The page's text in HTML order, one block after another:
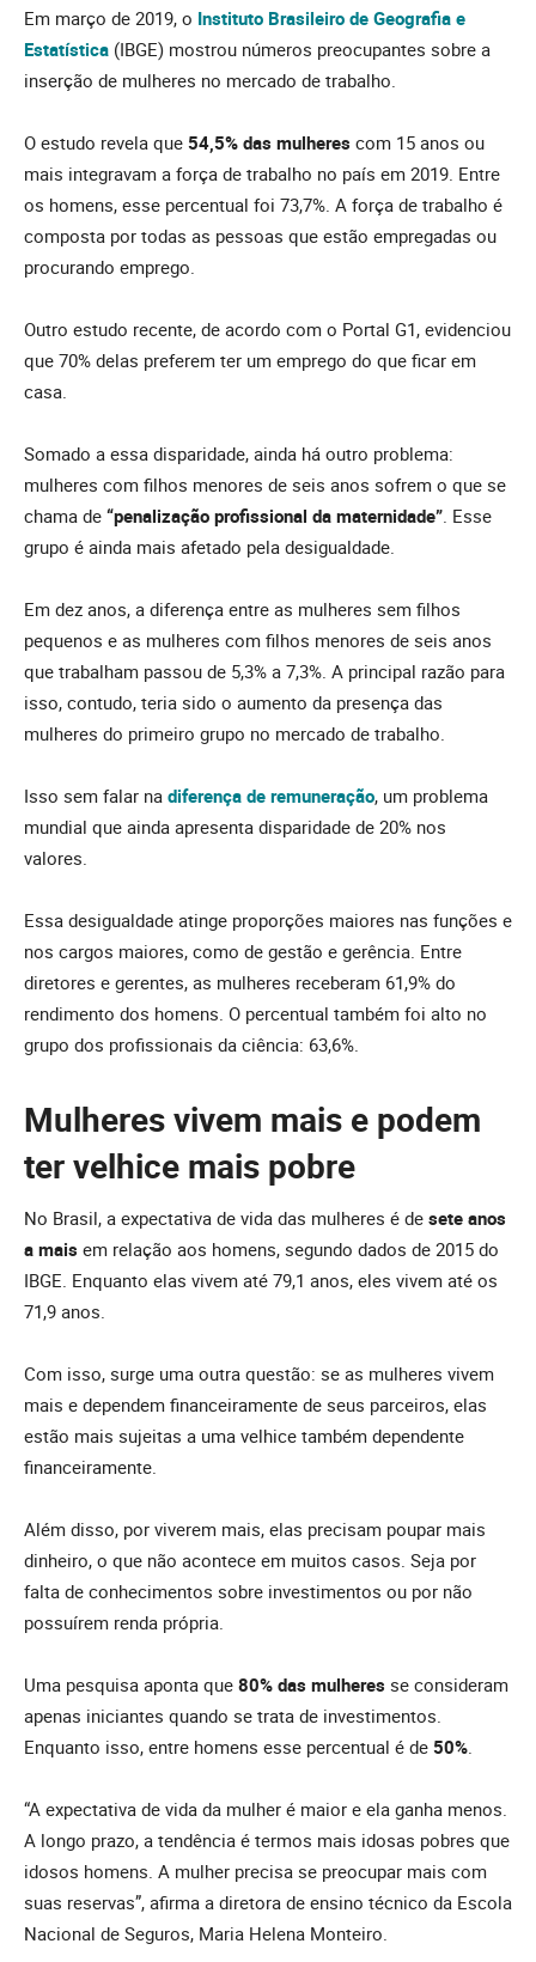
Em março de 2019, o Instituto Brasileiro de Geografia e
Estatística (IBGE) mostrou números preocupantes sobre a
inserção de mulheres no mercado de trabalho.
O estudo revela que 54,5% das mulheres com 15 anos ou
mais integravam a força de trabalho no país em 2019. Entre
os homens, esse percentual foi 73,7%. A força de trabalho é
composta por todas as pessoas que estão empregadas ou
procurando emprego.
Outro estudo recente, de acordo com o Portal G1, evidenciou
que 70% delas preferem ter um emprego do que ficar em
casa.
Somado a essa disparidade, ainda há outro problema:
mulheres com filhos menores de seis anos sofrem o que se
chama de “penalização profissional da maternidade” . Esse
grupo é ainda mais afetado pela desigualdade.
Em dez anos, a diferença entre as mulheres sem filhos
pequenos e as mulheres com filhos menores de seis anos
que trabalham passou de 5,3% a 7,3%. A principal razão para
isso, contudo, teria sido o aumento da presença das
mulheres do primeiro grupo no mercado de trabalho.
Isso sem falar na diferença de remuneração, um problema
mundial que ainda apresenta disparidade de 20% nos
valores.
Essa desigualdade atinge proporções maiores nas funções e
nos cargos maiores, como de gestão e gerência. Entre
diretores e gerentes, as mulheres receberam 61,9% do
rendimento dos homens. O percentual também foi alto no
grupo dos profissionais da ciência: 63,6%.
Mulheres vivem mais e podem
ter velhice mais pobre
No Brasil, a expectativa de vida das mulheres é de sete anos
a mais em relação aos homens, segundo dados de 2015 do
IBGE. Enquanto elas vivem até 79,1 anos, eles vivem até os
71,9 anos.
Com isso, surge uma outra questão: se as mulheres vivem
mais e dependem financeiramente de seus parceiros, elas
estão mais sujeitas a uma velhice também dependente
financeiramente.
Além disso, por viverem mais, elas precisam poupar mais
dinheiro, o que não acontece em muitos casos. Seja por
falta de conhecimentos sobre investimentos ou por não
possuírem renda própria.
Uma pesquisa aponta que 80% das mulheres se consideram
apenas iniciantes quando se trata de investimentos.
Enquanto isso, entre homens esse percentual é de 50%
“A expectativa de vida da mulher é maior e ela ganha menos.
A longo prazo, a tendência é termos mais idosas pobres que
idosos homens. A mulher precisa se preocupar mais com
suas reservas”, afirma a diretora de ensino técnico da Escola
Nacional de Seguros, Maria Helena Monteiro.